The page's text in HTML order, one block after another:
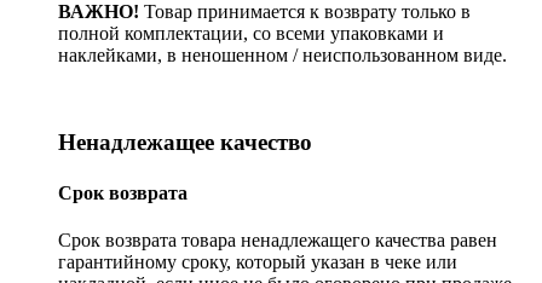
ВАЖНО! Товар принимается к возврату только в
полной комплектации, со всеми упаковками и
наклейками, в неношенном / неиспользованном виде.
Ненадлежащее качество
Срок возврата
Срок возврата товара ненадлежащего качества равен
гарантийному сроку, который указан в чеке или